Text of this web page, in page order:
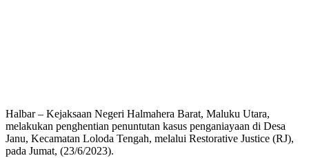
Halbar – Kejaksaan Negeri Halmahera Barat, Maluku Utara,
melakukan penghentian penuntutan kasus penganiayaan di Desa
Janu, Kecamatan Loloda Tengah, melalui Restorative Justice (RJ),
pada Jumat, (23/6/2023).